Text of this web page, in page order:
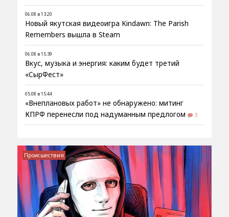
06.08 в 13:20
Новый якутская видеоигра Kindawn: The Parish
Remembers вышла в Steam
06.08 в 15:39
Вкус, музыка и энергия: каким будет третий
«СырФест»
05.08 в 15:44
«Внеплановых работ» не обнаружено: митинг
КПРФ перенесли под надуманным предлогом
3
Происшествия